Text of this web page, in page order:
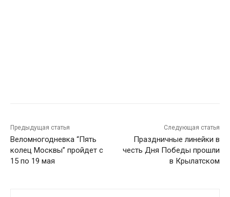
Предыдущая статья
Веломногодневка “Пять
колец Москвы” пройдет с
15 по 19 мая
Следующая статья
Праздничные линейки в
честь Дня Победы прошли
в Крылатском